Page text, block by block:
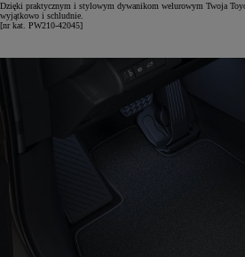
Dzięki praktycznym i stylowym dywanikom welurowym Twoja
wyjątkowo i schludnie.
[nr kat. PW210-42045]